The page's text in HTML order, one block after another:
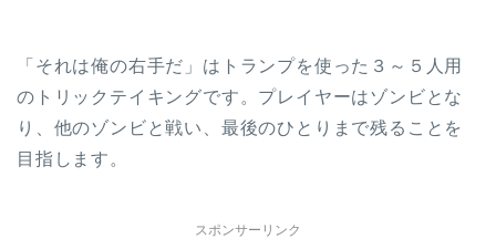
「それは俺の右手だ」はトランプを使った３～５人用
のトリックテイキングです。プレイヤーはゾンビとな
り、他のゾンビと戦い、最後のひとりまで残ることを
目指します。
スポンサーリンク